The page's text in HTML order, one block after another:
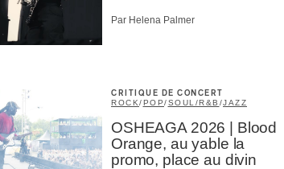
Par Helena Palmer
CRITIQUE DE CONCERT
ROCK/POP/SOUL/R&B /JAZZ
OSHEAGA 2026 | Blood
Orange, au yable la
promo, place au divin